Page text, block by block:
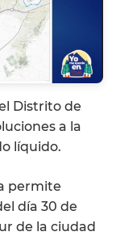
Distrito de
a la
líquido.
permite
día 30 de
de la ciudad